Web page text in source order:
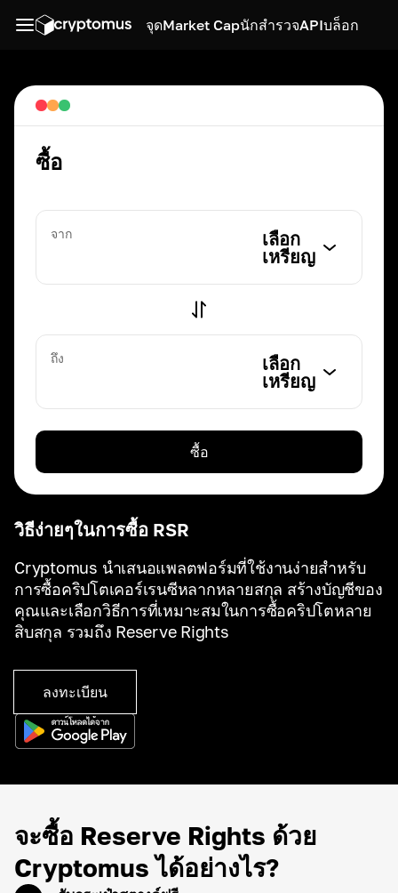
จุดMarket CapนักสำรวจAPIบล็อก
วิธีง่ายๆในการซื้อ RSR
Cryptomus นำเสนอแพลตฟอร์มที่ใช้งานง่ายสำหรับ
การซื้อคริปโตเคอร์เรนซีหลากหลายสกุล สร้างบัญชีของ
คุณและเลือกวิธีการที่เหมาะสมในการซื้อคริปโตหลาย
สิบสกุล รวมถึง Reserve Rights
ลงทะเบียน
ซื้อ
จาก
เลือก
เหรียญ
ถึง
เลือก
เหรียญ
ซื้อ
จะซื้อ Reserve Rights ด้วย
Cryptomus ได้อย่างไร?